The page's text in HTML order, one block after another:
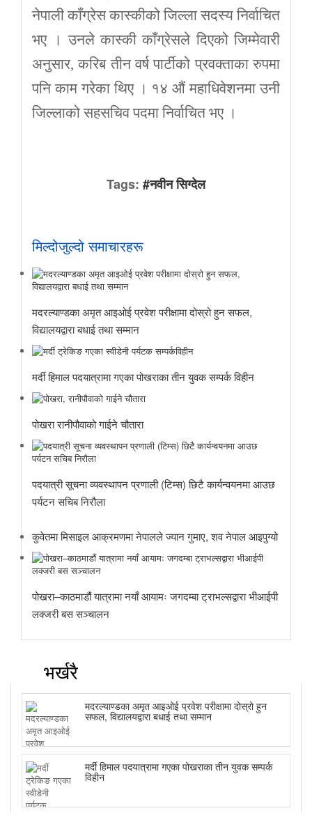
नेपाली काँग्रेस कास्कीको जिल्ला सदस्य निर्वाचित
भए । उनले कास्की काँग्रेसले दिएको जिम्मेवारी
अनुसार, करिब तीन वर्ष पार्टीको प्रवक्ताका रुपमा
पनि काम गरेका थिए । १४ औं महाधिवेशनमा उनी
जिल्लाको सहसचिव पदमा निर्वाचित भए ।
Tags: #नवीन सिग्देल
मिल्दोजुल्दो समाचारहरू
मदरल्याण्डका अमृत आइओई प्रवेश परीक्षामा दोस्रो हुन सफल,
विद्यालयद्वारा बधाई तथा सम्मान
मर्दी हिमाल पदयात्रामा गएका पोखराका तीन युवक सम्पर्क विहीन
पोखरा रानीपौवाको गाईने चौतारा
पदयात्री सूचना व्यवस्थापन प्रणाली (टिम्स) छिटै कार्यन्वयनमा आउछ
पर्यटन सचिब निरौला
कुवेतमा मिसाइल आक्रमणमा नेपालले ज्यान गुमाए, शव नेपाल आइपुग्यो
पोखरा–काठमाडौं यात्रामा नयाँ आयामः जगदम्बा ट्राभल्सद्वारा भीआईपी
लक्जरी बस सञ्चालन
भर्खरै
मदरल्याण्डका अमृत आइओई प्रवेश परीक्षामा दोस्रो हुन
सफल, विद्यालयद्वारा बधाई तथा सम्मान
मर्दी हिमाल पदयात्रामा गएका पोखराका तीन युवक सम्पर्क
विहीन